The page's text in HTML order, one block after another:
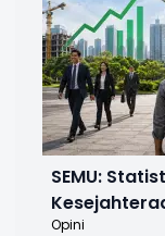
SEMU:
Opini